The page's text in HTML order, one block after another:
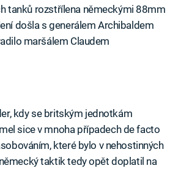
tanků rozstřílena německými 88mm
došla s generálem Archibaldem
maršálem Claudem
kdy se britským jednotkám
sice v mnoha případech de facto
které bylo v nehostinných
taktik tedy opět doplatil na